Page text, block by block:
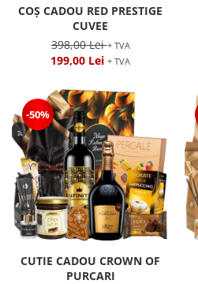
COȘ CADOU RED PRESTIGE
CUVEE
398,00 Lei+ TVA
199,00 Lei + TVA
-50%
CUTIE CADOU CROWN OF
PURCARI